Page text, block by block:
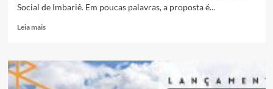
Social de Imbariê. Em poucas palavras, a proposta é...
Leia maisRead
Projeto
Social